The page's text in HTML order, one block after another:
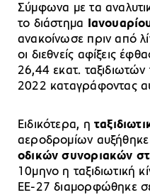
Σύμφωνα με τα
το διάστημα
ανακοίνωσε πριν από
οι διεθνείς αφίξεις
26,44 εκατ. ταξιδιωτών
2022 καταγράφοντας
Ειδικότερα, η
αεροδρομίων
οδικών συνοριακών
10μηνο η ταξιδιωτική
ΕΕ-27 διαμορφώθηκε